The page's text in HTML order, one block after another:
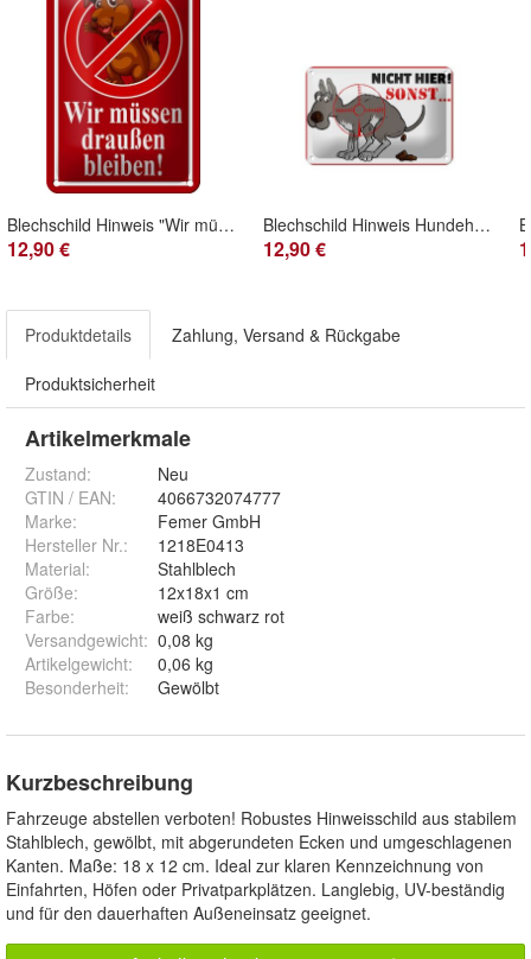
Blechschild Hinweis "Wir müssen draußen bleiben" 12x18cm rot gewölbt
12,90 €
Blechschild Hinweis Hundehaufen "Nicht hier! Sonst..." 18x12cm gewölbt
12,90 €
Produktdetails Zahlung, Versand & Rückgabe
Produktsicherheit
Artikelmerkmale
Zustand:
Neu
GTIN / EAN:
4066732074777
Marke:
Femer GmbH
Hersteller Nr.:
1218E0413
Material:
Stahlblech
Größe:
12x18x1 cm
Farbe:
weiß schwarz rot
Versandgewicht: 0,08 kg
Artikelgewicht:
0,06 kg
Besonderheit: Gewölbt
Kurzbeschreibung
Fahrzeuge abstellen verboten! Robustes Hinweisschild aus stabilem
Stahlblech, gewölbt, mit abgerundeten Ecken und umgeschlagenen
Kanten. Maße: 18 x 12 cm. Ideal zur klaren Kennzeichnung von
Einfahrten, Höfen oder Privatparkplätzen. Langlebig, UV-beständig
und für den dauerhaften Außeneinsatz geeignet.